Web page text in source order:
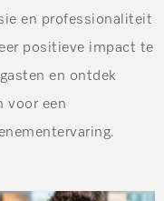
en professionaliteit
positieve impact te
en ontdek
voor een